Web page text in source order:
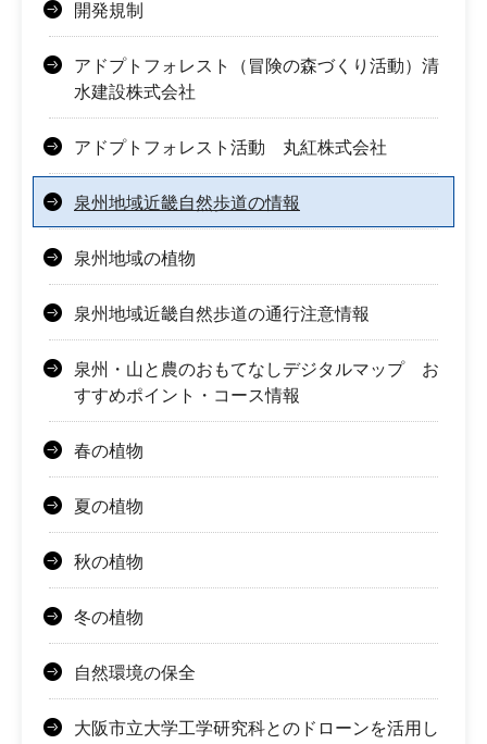
開発規制
アドプトフォレスト（冒険の森づくり活動）清
水建設株式会社
アドプトフォレスト活動 丸紅株式会社
泉州地域近畿自然歩道の情報
泉州地域の植物
泉州地域近畿自然歩道の通行注意情報
泉州・山と農のおもてなしデジタルマップ お
すすめポイント・コース情報
春の植物
夏の植物
秋の植物
冬の植物
自然環境の保全
大阪市立大学工学研究科とのドローンを活用し